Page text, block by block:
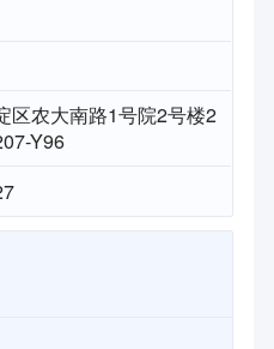
区农大南路1号院2号楼2
Y96